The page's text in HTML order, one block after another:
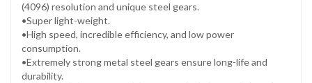
(4096) resolution and unique steel gears.
•Super light-weight.
•High speed, incredible efficiency, and low power
consumption.
•Extremely strong metal steel gears ensure long-life and
durability.